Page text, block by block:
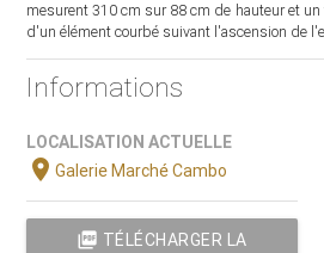
mesurent 310 cm sur 88 cm de hauteur et
d'un élément courbé suivant l'ascension de
Informations
LOCALISATION ACTUELLE
location_onGalerie Marché Cambo
picture_as_pdf TÉLÉCHARGER LA